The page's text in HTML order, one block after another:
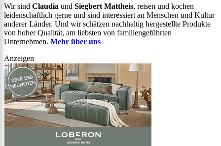
Wir sind Claudia und Siegbert Mattheis, reisen und kochen
leidenschaftlich gerne und sind interessiert an Menschen und Kultur
anderer Länder. Und wir schätzen nachhaltig hergestellte Produkte
von hoher Qualität, am liebsten von familiengeführten
Unternehmen. Mehr über uns
Anzeigen